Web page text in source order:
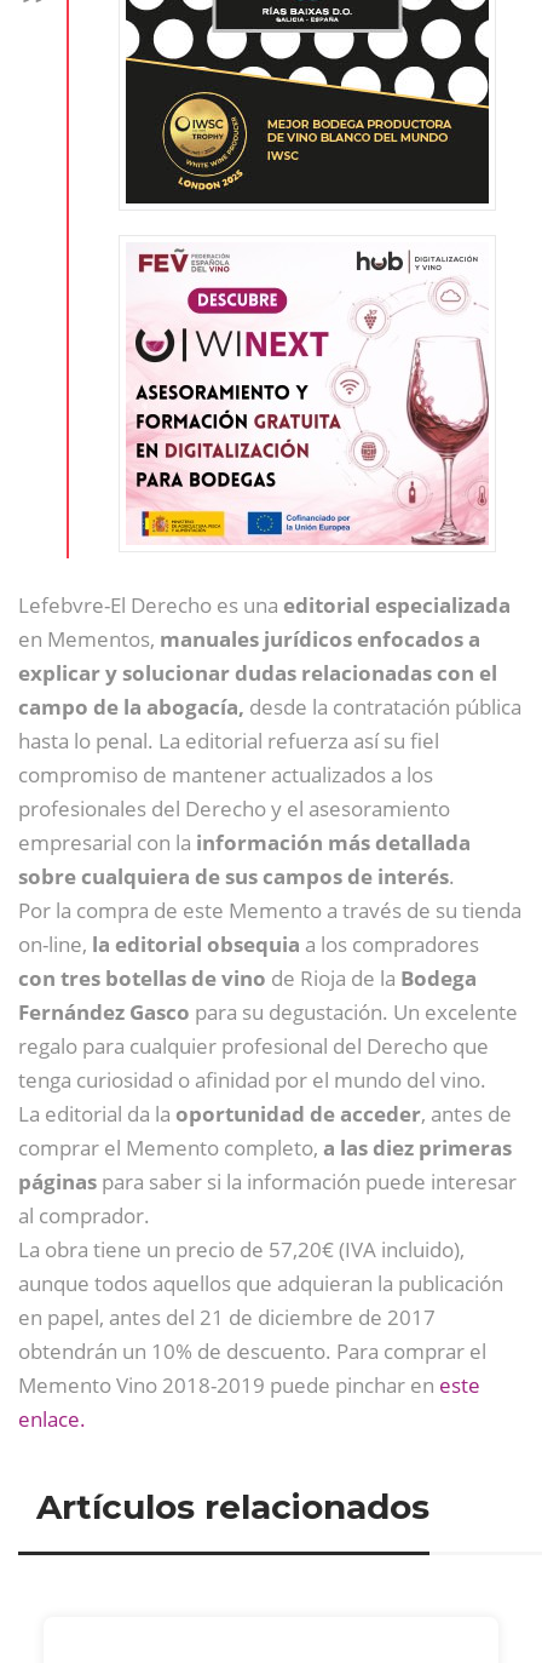
Lefebvre-El Derecho es una editorial especializada
en Mementos, manuales jurídicos enfocados a
explicar y solucionar dudas relacionadas con el
campo de la abogacía, desde la contratación pública
hasta lo penal. La editorial refuerza así su fiel
compromiso de mantener actualizados a los
profesionales del Derecho y el asesoramiento
empresarial con la información más detallada
sobre cualquiera de sus campos de interés.
Por la compra de este Memento a través de su tienda
on-line, la editorial obsequia a los compradores
con tres botellas de vino de Rioja de la Bodega
Fernández Gasco para su degustación. Un excelente
regalo para cualquier profesional del Derecho que
tenga curiosidad o afinidad por el mundo del vino.
La editorial da la oportunidad de acceder, antes de
comprar el Memento completo, a las diez primeras
páginas para saber si la información puede interesar
al comprador.
La obra tiene un precio de 57,20€ (IVA incluido),
aunque todos aquellos que adquieran la publicación
en papel, antes del 21 de diciembre de 2017
obtendrán un 10% de descuento. Para comprar el
Memento Vino 2018-2019 puede pinchar en este
enlace.
Artículos relacionados